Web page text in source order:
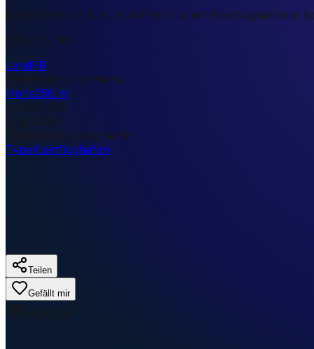
Aerodrome de Bois de la Pierre ist ein Kleinflughafen in
256 m ü. NN.
LandFR
StadtBois-de-la-Pierre
Höhe256 m
Lat43.3426
Lng1.1420
TimezoneEurope/Berlin
TypeKleinflughafen
Teilen
Gefällt mir
0Aufrufe